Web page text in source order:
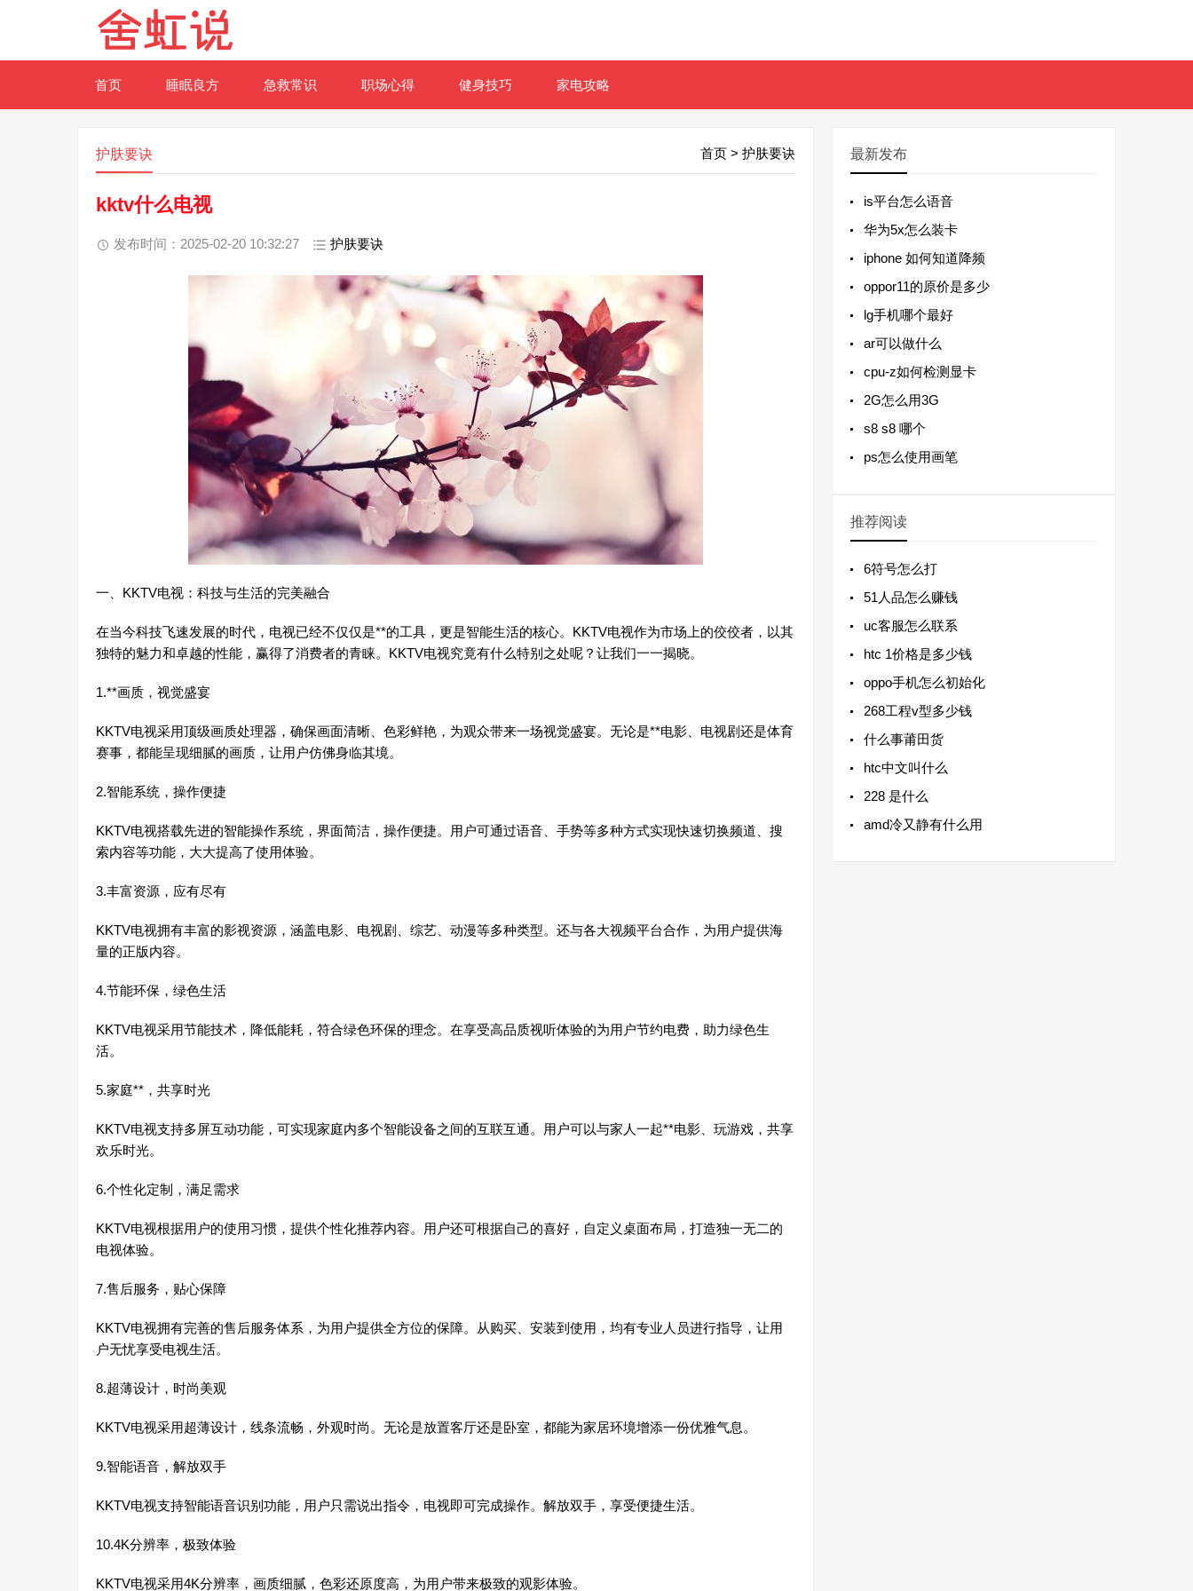
首页 睡眠良方 急救常识 职场心得 健身技巧 家电攻略
首页 > 护肤要诀
护肤要诀
kktv什么电视
发布时间：2025-02-20 10:32:27 护肤要诀
一、KKTV电视：科技与生活的完美融合
在当今科技飞速发展的时代，电视已经不仅仅是**的工具，更是智能生活的核心。KKTV电视作为市场上的佼佼者，以其
独特的魅力和卓越的性能，赢得了消费者的青睐。KKTV电视究竟有什么特别之处呢？让我们一一揭晓。
1.**画质，视觉盛宴
KKTV电视采用顶级画质处理器，确保画面清晰、色彩鲜艳，为观众带来一场视觉盛宴。无论是**电影、电视剧还是体育
赛事，都能呈现细腻的画质，让用户仿佛身临其境。
2.智能系统，操作便捷
KKTV电视搭载先进的智能操作系统，界面简洁，操作便捷。用户可通过语音、手势等多种方式实现快速切换频道、搜
索内容等功能，大大提高了使用体验。
3.丰富资源，应有尽有
KKTV电视拥有丰富的影视资源，涵盖电影、电视剧、综艺、动漫等多种类型。还与各大视频平台合作，为用户提供海
量的正版内容。
4.节能环保，绿色生活
KKTV电视采用节能技术，降低能耗，符合绿色环保的理念。在享受高品质视听体验的为用户节约电费，助力绿色生
活。
5.家庭**，共享时光
KKTV电视支持多屏互动功能，可实现家庭内多个智能设备之间的互联互通。用户可以与家人一起**电影、玩游戏，共享
欢乐时光。
6.个性化定制，满足需求
KKTV电视根据用户的使用习惯，提供个性化推荐内容。用户还可根据自己的喜好，自定义桌面布局，打造独一无二的
电视体验。
7.售后服务，贴心保障
KKTV电视拥有完善的售后服务体系，为用户提供全方位的保障。从购买、安装到使用，均有专业人员进行指导，让用
户无忧享受电视生活。
8.超薄设计，时尚美观
KKTV电视采用超薄设计，线条流畅，外观时尚。无论是放置客厅还是卧室，都能为家居环境增添一份优雅气息。
9.智能语音，解放双手
KKTV电视支持智能语音识别功能，用户只需说出指令，电视即可完成操作。解放双手，享受便捷生活。
10.4K分辨率，极致体验
KKTV电视采用4K分辨率，画质细腻，色彩还原度高，为用户带来极致的观影体验。
最新发布
is平台怎么语音
华为5x怎么装卡
iphone 如何知道降频
oppor11的原价是多少
lg手机哪个最好
ar可以做什么
cpu-z如何检测显卡
2G怎么用3G
s8 s8 哪个
ps怎么使用画笔
推荐阅读
6符号怎么打
51人品怎么赚钱
uc客服怎么联系
htc 1价格是多少钱
oppo手机怎么初始化
268工程v型多少钱
什么事莆田货
htc中文叫什么
228 是什么
amd冷又静有什么用